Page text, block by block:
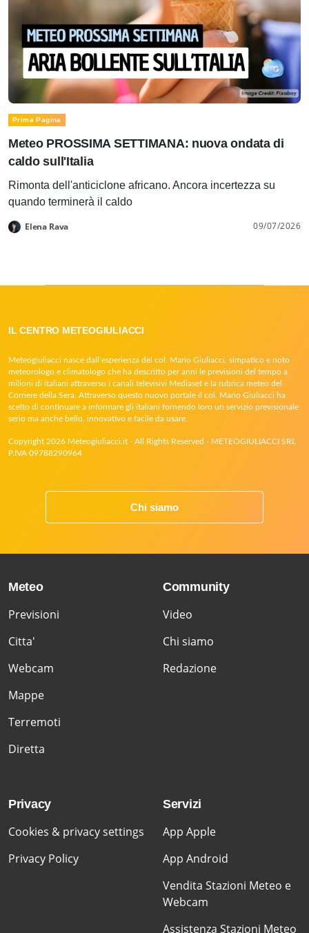
Prima Pagina
Meteo PROSSIMA SETTIMANA: nuova ondata di
caldo sull'Italia
Rimonta dell'anticiclone africano. Ancora incertezza su
quando terminerà il caldo
Elena Rava 09/07/2026
IL CENTRO METEOGIULIACCI
Meteogiuliacci nasce dall’esperienza del col. Mario Giuliacci, simpatico e noto
meteorologo e climatologo che ha descritto per anni le previsioni del tempo a
milioni di italiani attraverso i canali televisivi Mediaset e la rubrica meteo del
Corriere della Sera. Attraverso questo nuovo portale il col. Mario Giuliacci ha
scelto di continuare a informare gli italiani fornendo loro un servizio previsionale
serio ma anche bello, innovativo e facile da usare.
Copyright 2026 Meteogiuliacci.it - All Rights Reserved - METEOGIULIACCI SRL
P.IVA 09788290964
Chi siamo
Meteo
Previsioni
Citta'
Webcam
Mappe
Terremoti
Diretta
Community
Video
Chi siamo
Redazione
Privacy
Cookies & privacy settings
Privacy Policy
Servizi
App Apple
App Android
Vendita Stazioni Meteo e
Webcam
Assistenza Stazioni Meteo